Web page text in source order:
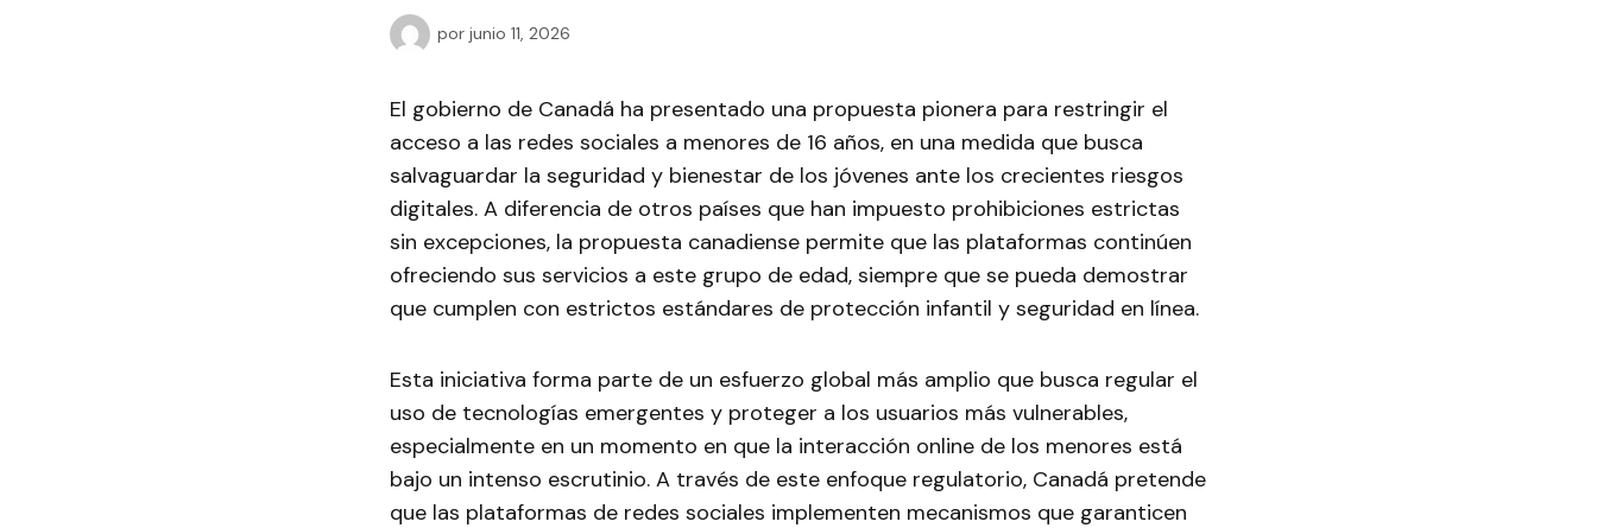
por junio 11, 2026
El gobierno de Canadá ha presentado una propuesta pionera para restringir el
acceso a las redes sociales a menores de 16 años, en una medida que busca
salvaguardar la seguridad y bienestar de los jóvenes ante los crecientes riesgos
digitales. A diferencia de otros países que han impuesto prohibiciones estrictas
sin excepciones, la propuesta canadiense permite que las plataformas continúen
ofreciendo sus servicios a este grupo de edad, siempre que se pueda demostrar
que cumplen con estrictos estándares de protección infantil y seguridad en línea.
Esta iniciativa forma parte de un esfuerzo global más amplio que busca regular el
uso de tecnologías emergentes y proteger a los usuarios más vulnerables,
especialmente en un momento en que la interacción online de los menores está
bajo un intenso escrutinio. A través de este enfoque regulatorio, Canadá pretende
que las plataformas de redes sociales implementen mecanismos que garanticen